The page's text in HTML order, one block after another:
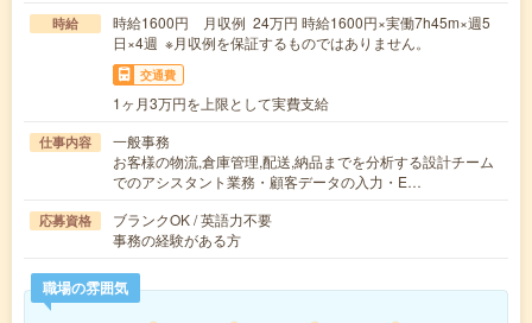
時給
時給1600円 月収例 24万円 時給1600円×実働7h45m×週5
日×4週 ※月収例を保証するものではありません。
交通費
1ヶ月3万円を上限として実費支給
仕事内容
一般事務
お客様の物流,倉庫管理,配送,納品までを分析する設計チーム
でのアシスタント業務・顧客データの入力・E…
応募資格
ブランクOK / 英語力不要
事務の経験がある方
職場の雰囲気